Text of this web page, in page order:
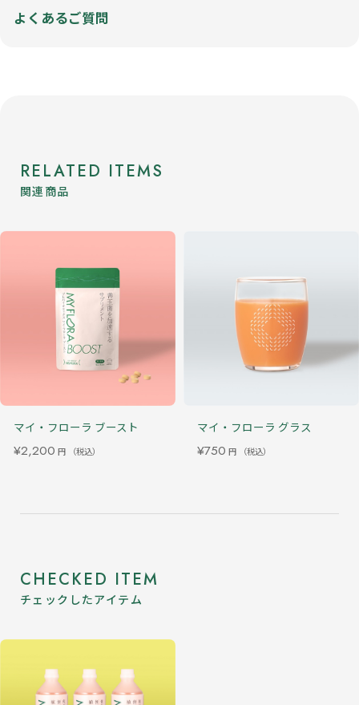
よくあるご質問
RELATED ITEMS
関連商品
マイ・フローラ ブースト
¥2,200 円 （税込）
マイ・フローラ グラス
¥750 円 （税込）
CHECKED ITEM
チェックしたアイテム